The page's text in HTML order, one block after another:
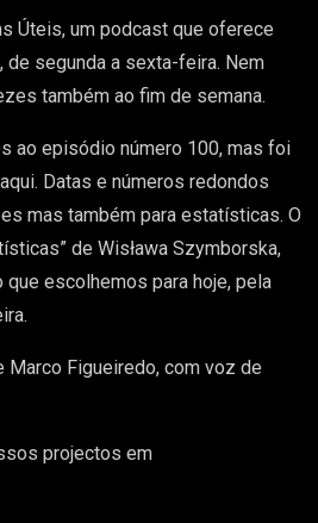
Úteis, um podcast que oferece
de segunda a sexta-feira. Nem
também ao fim de semana.
ao episódio número 100, mas foi
Datas e números redondos
mas também para estatísticas. O
de Wisława Szymborska,
escolhemos para hoje, pela
Marco Figueiredo, com voz de
projectos em